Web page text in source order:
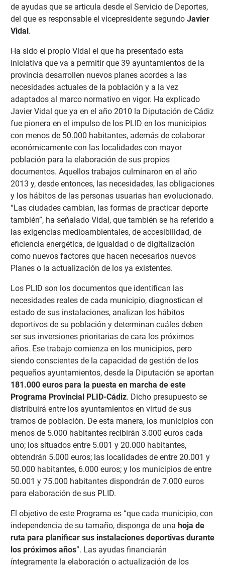
de ayudas que se articula desde el Servicio de Deportes,
del que es responsable el vicepresidente segundo Javier
Vidal.
Ha sido el propio Vidal el que ha presentado esta
iniciativa que va a permitir que 39 ayuntamientos de la
provincia desarrollen nuevos planes acordes a las
necesidades actuales de la población y a la vez
adaptados al marco normativo en vigor. Ha explicado
Javier Vidal que ya en el año 2010 la Diputación de Cádiz
fue pionera en el impulso de los PLID en los municipios
con menos de 50.000 habitantes, además de colaborar
económicamente con las localidades con mayor
población para la elaboración de sus propios
documentos. Aquellos trabajos culminaron en el año
2013 y, desde entonces, las necesidades, las obligaciones
y los hábitos de las personas usuarias han evolucionado.
“Las ciudades cambian, las formas de practicar deporte
también”, ha señalado Vidal, que también se ha referido a
las exigencias medioambientales, de accesibilidad, de
eficiencia energética, de igualdad o de digitalización
como nuevos factores que hacen necesarios nuevos
Planes o la actualización de los ya existentes.
Los PLID son los documentos que identifican las
necesidades reales de cada municipio, diagnostican el
estado de sus instalaciones, analizan los hábitos
deportivos de su población y determinan cuáles deben
ser sus inversiones prioritarias de cara los próximos
años. Ese trabajo comienza en los municipios, pero
siendo conscientes de la capacidad de gestión de los
pequeños ayuntamientos, desde la Diputación se aportan
181.000 euros para la puesta en marcha de este
Programa Provincial PLID-Cádiz. Dicho presupuesto se
distribuirá entre los ayuntamientos en virtud de sus
tramos de población. De esta manera, los municipios con
menos de 5.000 habitantes recibirán 3.000 euros cada
uno; los situados entre 5.001 y 20.000 habitantes,
obtendrán 5.000 euros; las localidades de entre 20.001 y
50.000 habitantes, 6.000 euros; y los municipios de entre
50.001 y 75.000 habitantes dispondrán de 7.000 euros
para elaboración de sus PLID.
El objetivo de este Programa es “que cada municipio, con
independencia de su tamaño, disponga de una hoja de
ruta para planificar sus instalaciones deportivas durante
los próximos años”. Las ayudas financiarán
íntegramente la elaboración o actualización de los